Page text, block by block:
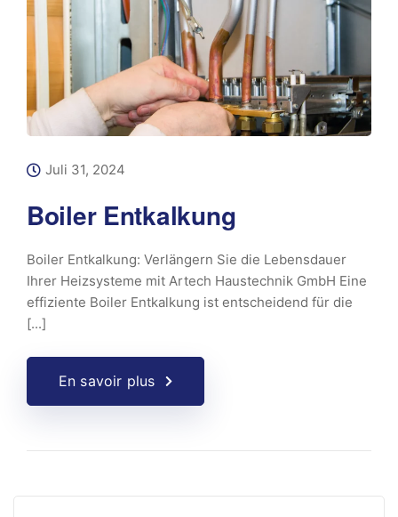
Juli 31, 2024
Boiler Entkalkung
Boiler Entkalkung: Verlängern Sie die Lebensdauer
Ihrer Heizsysteme mit Artech Haustechnik GmbH Eine
effiziente Boiler Entkalkung ist entscheidend für die
[...]
En savoir plus